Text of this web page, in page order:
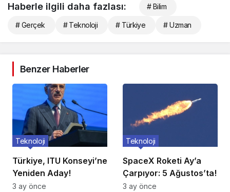
Haberle ilgili daha fazlası: # Bilim
# Gerçek # Teknoloji # Türkiye # Uzman
Benzer Haberler
Türkiye, ITU Konseyi’ne
Yeniden Aday!
Teknoloji
3 ay önce
SpaceX Roketi Ay’a
Çarpıyor: 5 Ağustos’ta!
Teknoloji
3 ay önce